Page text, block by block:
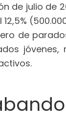
julio de
12,5%
de